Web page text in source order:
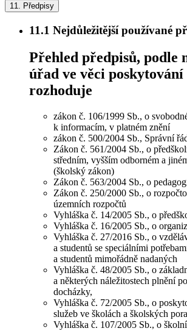
11. Předpisy
11.1 Nejdůležitější používané
Přehled předpisů, podle
úřad ve věci
rozhoduje
zákon č. 106/1999 Sb., o
k informacím, v platném znění
zákon č. 500/2004 Sb., Správní
Zákon č. 561/2004 Sb., o
středním, vyšším odborném a
(školský zákon)
Zákon č. 563/2004 Sb., o
Zákon č. 250/2000 Sb., o
územních rozpočtů
Vyhláška č. 14/2005 Sb., o
Vyhláška č. 16/2005 Sb., o
Vyhláška č. 27/2016 Sb., o
a studentů se speciálními
a studentů mimořádně nadaných
Vyhláška č. 48/2005 Sb., o
a některých náležitostech plnění
docházky,
Vyhláška č. 72/2005 Sb., o
služeb ve školách a školských
Vyhláška č. 107/2005 Sb., o